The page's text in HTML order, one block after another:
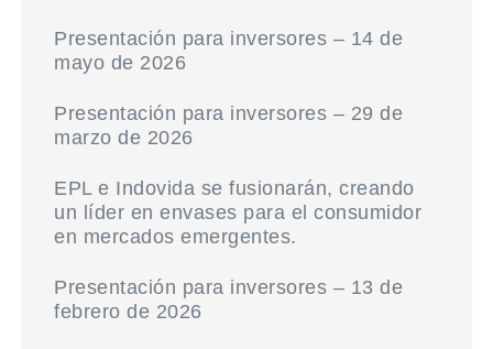
Presentación para inversores – 14 de
mayo de 2026
Presentación para inversores – 29 de
marzo de 2026
EPL e Indovida se fusionarán, creando
un líder en envases para el consumidor
en mercados emergentes.
Presentación para inversores – 13 de
febrero de 2026